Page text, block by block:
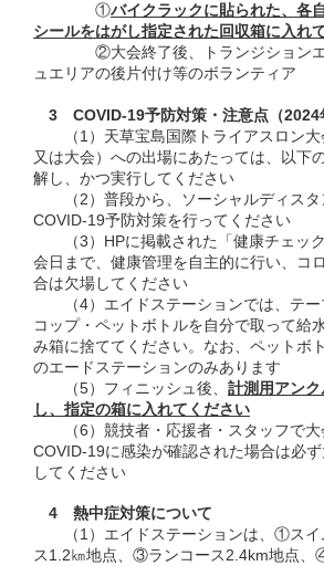
①バイクラックに貼られた、各
シールをはがし指定された回収箱に入れ
②大会終了後、トランジションエ
ュエリアの後片付け等のボランティア
3 COVID-19予防対策・注意点（2024
（1）天草宝島国際トライアスロン大
又は大会）への出場にあたっては、以下
解し、かつ実行してください
（2）普段から、ソーシャルディスタ
COVID-19予防対策を行ってください
（3）HPに掲載された「健康チェッ
会日まで、健康管理を自主的に行い、コ
合は欠場してください
（4）エイドステーションでは、テー
コップ・ペットボトルを自分で取って給
み箱に捨ててください。なお、ペットボ
のエードステーションのみあります
（5）フィニッシュ後、 計測用アン
し、指定の箱に入れてください
（6）競技者・応援者・スタッフで大
COVID-19に感染が確認された場合は必
してください
4 熱中症対策について
（1）エイドステーションは、①スイ
ス1.2㎞地点、③ランコース2.4km地点、